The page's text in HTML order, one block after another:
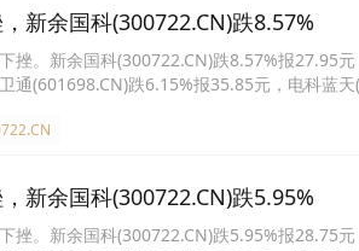
新余国科(300722.CN)跌8.57%
挫。新余国科(300722.CN)跌8.57%报27.95
通(601698.CN)跌6.15%报35.85元，电科蓝
新余国科(300722.CN)跌5.95%
挫。新余国科(300722.CN)跌5.95%报28.75